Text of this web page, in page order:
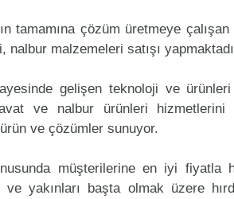
tamamına çözüm üretmeye
malzemeleri satışı
gelişen teknoloji ve
ve nalbur ürünleri
ve çözümler sunuyor.
müşterilerine en iyi fiyatla
yakınları başta olmak üzere